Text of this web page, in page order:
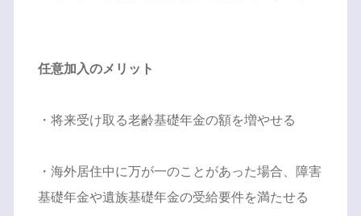
任意加入のメリット
・将来受け取る老齢基礎年金の額を増やせる
・海外居住中に万が一のことがあった場合、障害
基礎年金や遺族基礎年金の受給要件を満たせる